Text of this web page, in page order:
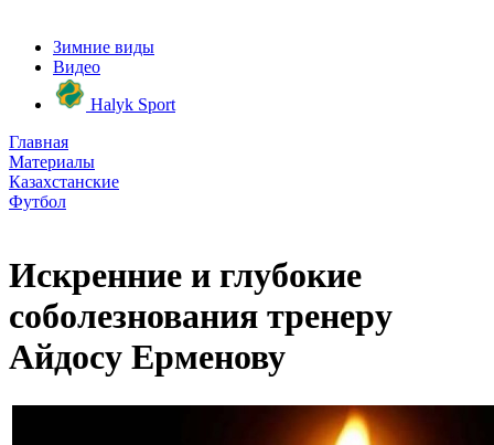
Зимние виды
Видео
Halyk Sport
Главная
Материалы
Казахстанские
Футбол
Искренние и глубокие
соболезнования тренеру
Айдосу Ерменову